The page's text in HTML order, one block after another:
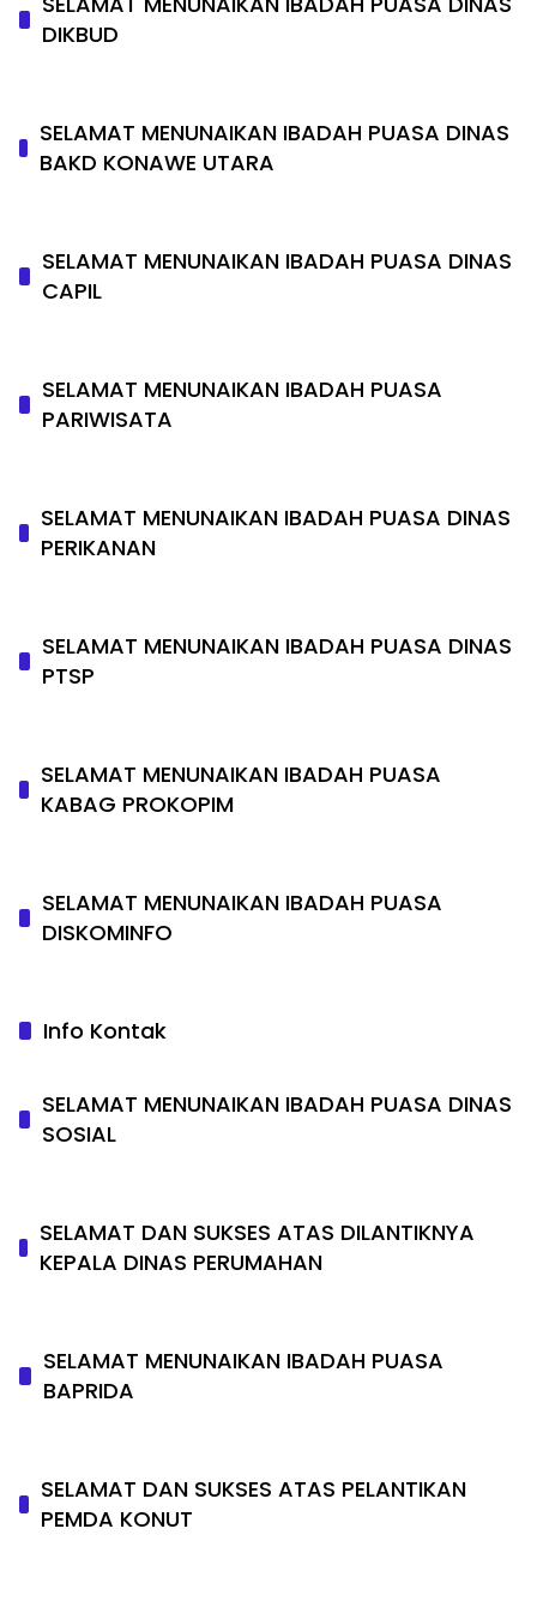
DIKBUD
SELAMAT MENUNAIKAN IBADAH PUASA DINAS
BAKD KONAWE UTARA
SELAMAT MENUNAIKAN IBADAH PUASA DINAS
CAPIL
SELAMAT MENUNAIKAN IBADAH PUASA
PARIWISATA
SELAMAT MENUNAIKAN IBADAH PUASA DINAS
PERIKANAN
SELAMAT MENUNAIKAN IBADAH PUASA DINAS
PTSP
SELAMAT MENUNAIKAN IBADAH PUASA
KABAG PROKOPIM
SELAMAT MENUNAIKAN IBADAH PUASA
DISKOMINFO
Info Kontak
SELAMAT MENUNAIKAN IBADAH PUASA DINAS
SOSIAL
SELAMAT DAN SUKSES ATAS DILANTIKNYA
KEPALA DINAS PERUMAHAN
SELAMAT MENUNAIKAN IBADAH PUASA
BAPRIDA
SELAMAT DAN SUKSES ATAS PELANTIKAN
PEMDA KONUT